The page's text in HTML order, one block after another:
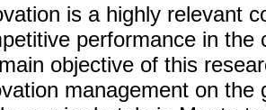
is a highly relevant
performance in
objective of this
management on